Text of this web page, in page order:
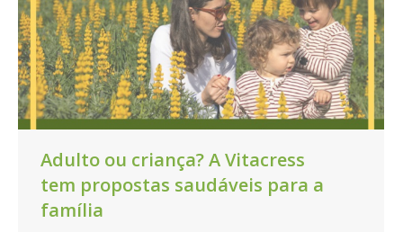
Adulto ou criança? A Vitacress
tem propostas saudáveis para a
família